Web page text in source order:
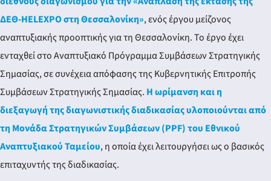
ΔΕΘ-HELEXPO στη Θεσσαλονίκη», ενός έργου μείζονος
αναπτυξιακής προοπτικής για τη Θεσσαλονίκη. Το έργο έχει
ενταχθεί στο Αναπτυξιακό Πρόγραμμα Συμβάσεων Στρατηγικής
Σημασίας, σε συνέχεια απόφασης της Κυβερνητικής Επιτροπής
Συμβάσεων Στρατηγικής Σημασίας. Η ωρίμανση και η
διεξαγωγή της διαγωνιστικής διαδικασίας υλοποιούνται από
τη Μονάδα Στρατηγικών Συμβάσεων (PPF) του Εθνικού
Αναπτυξιακού Ταμείου, η οποία έχει λειτουργήσει ως ο βασικός
επιταχυντής της διαδικασίας.